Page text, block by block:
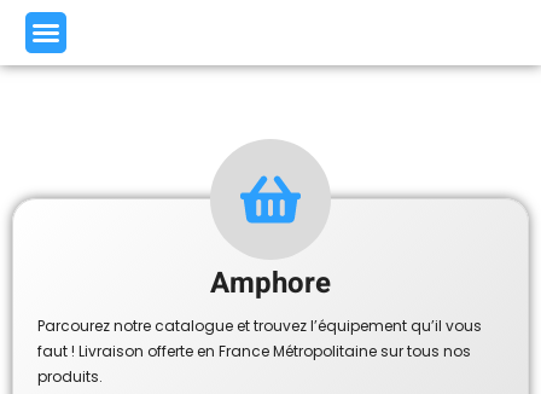
Amphore
Parcourez notre catalogue et trouvez l’équipement qu’il vous
faut ! Livraison offerte en France Métropolitaine sur tous nos
produits.